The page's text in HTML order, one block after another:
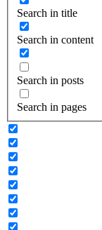
Search in title
Search in content
Search in posts
Search in pages